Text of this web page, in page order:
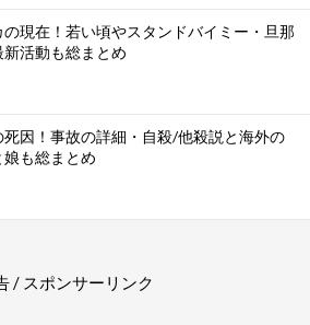
現在！若い頃やスタンドバイミー・旦那
新活動も総まとめ
死因！事故の詳細・自殺/他殺説と海外の
娘も総まとめ
/ スポンサーリンク